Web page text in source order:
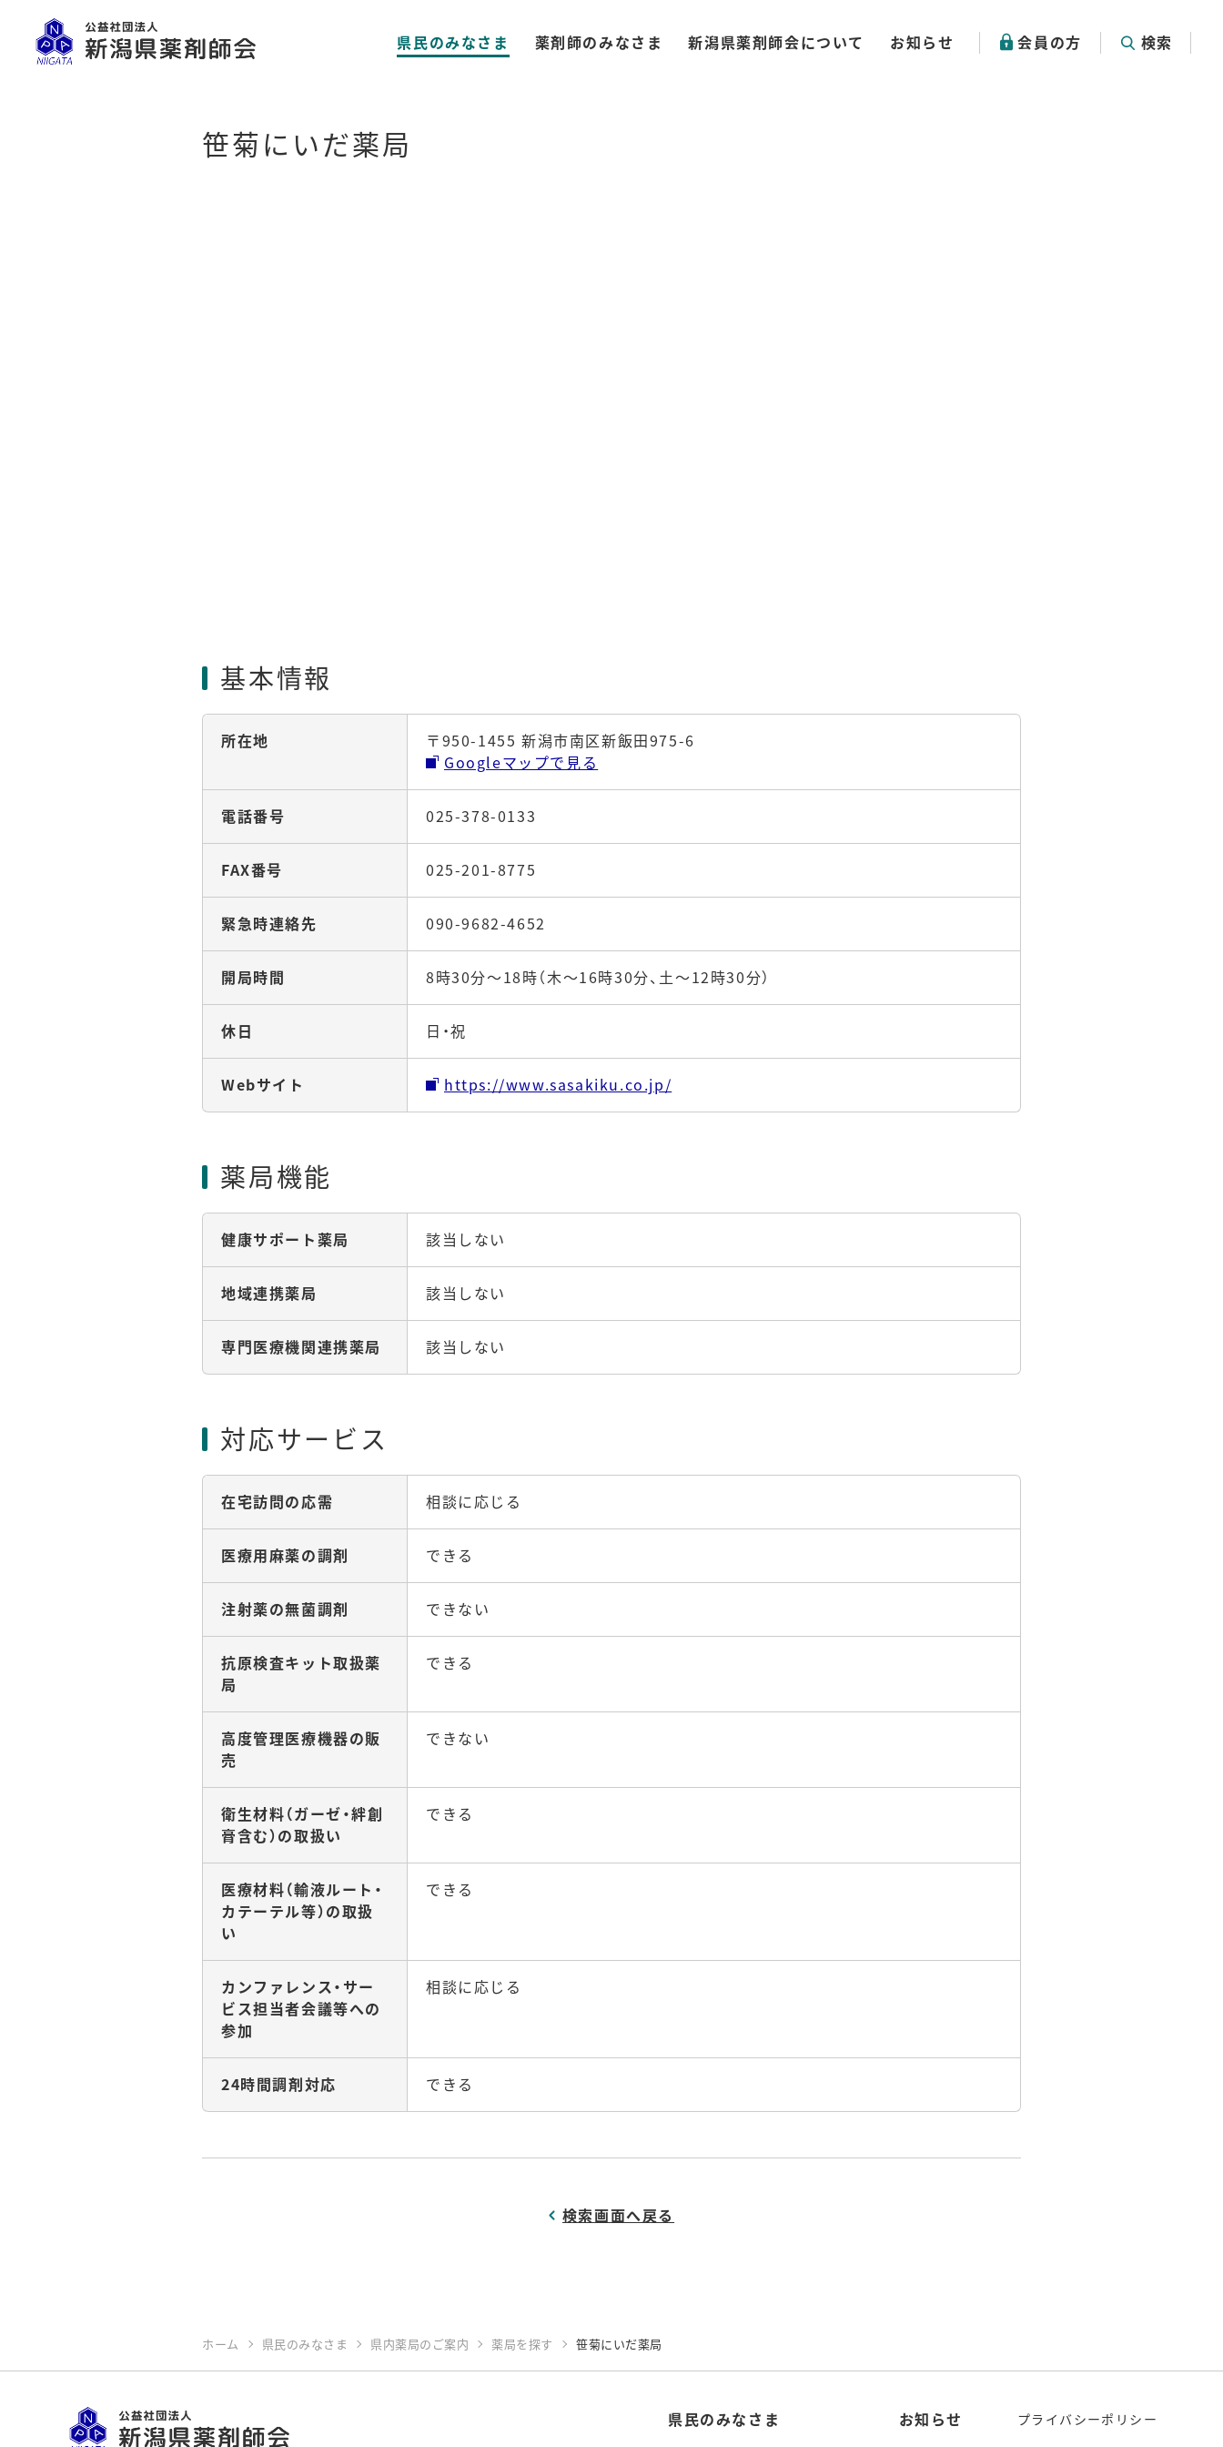
県民のみなさま 薬剤師のみなさま 新潟県薬剤師会について お知らせ 会員の方 検索
笹菊にいだ薬局
基本情報
所在地
〒950-1455 新潟市南区新飯田975-6
Googleマップで見る
電話番号 025-378-0133
FAX番号 025-201-8775
緊急時連絡先 090-9682-4652
開局時間 8時30分～18時（木～16時30分、土～12時30分）
休日 日・祝
Webサイト https://www.sasakiku.co.jp/
薬局機能
健康サポート薬局 該当しない
地域連携薬局 該当しない
専門医療機関連携薬局 該当しない
対応サービス
在宅訪問の応需 相談に応じる
医療用麻薬の調剤 できる
注射薬の無菌調剤 できない
抗原検査キット取扱薬
局
できる
高度管理医療機器の販
売
できない
衛生材料（ガーゼ・絆創
膏含む）の取扱い
できる
医療材料（輸液ルート・
カテーテル等）の取扱
い
できる
カンファレンス・サー
ビス担当者会議等への
参加
相談に応じる
24時間調剤対応 できる
検索画面へ戻る
ホーム 県民のみなさま 県内薬局のご案内 薬局を探す 笹菊にいだ薬局
県民のみなさま お知らせ プライバシーポリシー